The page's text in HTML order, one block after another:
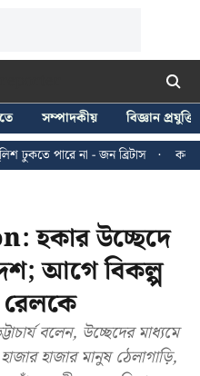
সম্পাদকীয়
বিজ্ঞান প্রযুক্তি
না - জন ব্রিটাস
কলকাতায় ২৪
হকার উচ্ছেদে
আগে বিকল্প
রেলকে
বলেন, উচ্ছেদের মাধ্যমে
হাজার মানুষ ঠেলাগাড়ি,